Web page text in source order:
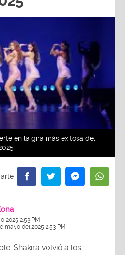
en la gira más exitosa del
2025 2:53 PM
mayo del 2025 2:53 PM
Shakira volvió a los